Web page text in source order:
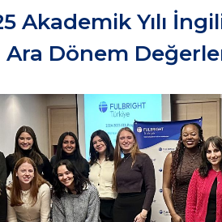
Akademik Yılı
Ara Dönem